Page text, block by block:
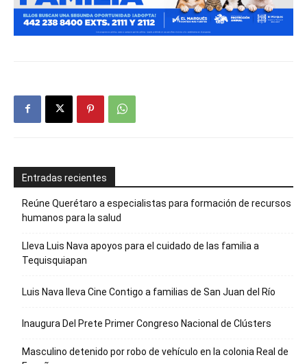
Entradas recientes
Reúne Querétaro a especialistas para formación de recursos
humanos para la salud
Lleva Luis Nava apoyos para el cuidado de las familia a
Tequisquiapan
Luis Nava lleva Cine Contigo a familias de San Juan del Río
Inaugura Del Prete Primer Congreso Nacional de Clústers
Masculino detenido por robo de vehículo en la colonia Real de